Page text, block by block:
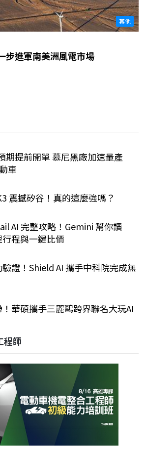
其他
步進軍南美洲風電市場
期提前開單 慕尼黑廠加速量產
車
震撼矽谷！真的這麼強嗎？
AI 完整攻略！Gemini 幫你讀
程與一鍵比價
證！Shield AI 攜手中科院完成無
華碩攜手三麗鷗跨界聯名大玩AI
程師